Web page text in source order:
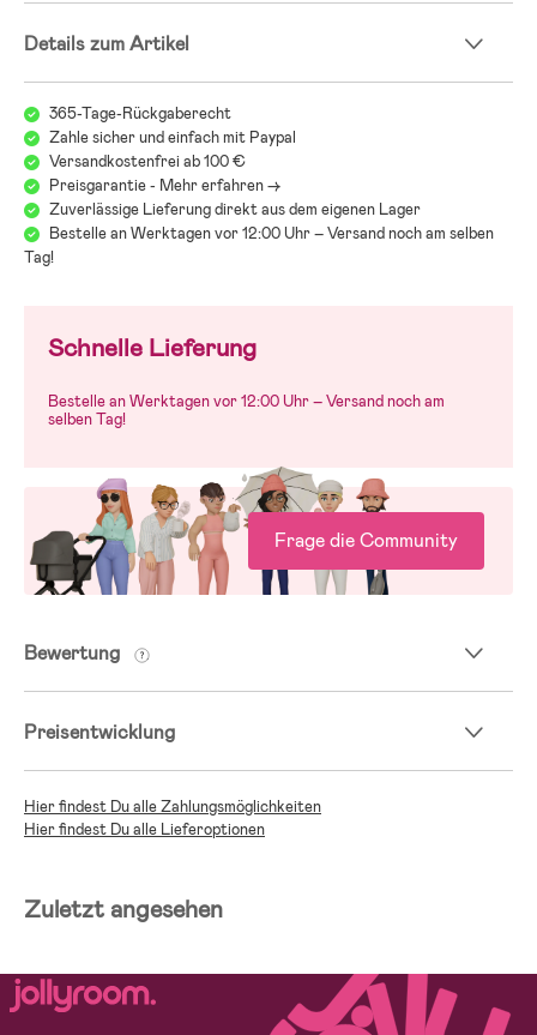
Details zum Artikel
365-Tage-Rückgaberecht
Zahle sicher und einfach mit Paypal
Versandkostenfrei ab 100 €
Preisgarantie - Mehr erfahren ->
Zuverlässige Lieferung direkt aus dem eigenen Lager
Bestelle an Werktagen vor 12:00 Uhr – Versand noch am selben
Tag!
Schnelle Lieferung
Bestelle an Werktagen vor 12:00 Uhr – Versand noch am
selben Tag!
Frage die Community
Bewertung
Preisentwicklung
Hier findest Du alle Zahlungsmöglichkeiten
Hier findest Du alle Lieferoptionen
Zuletzt angesehen